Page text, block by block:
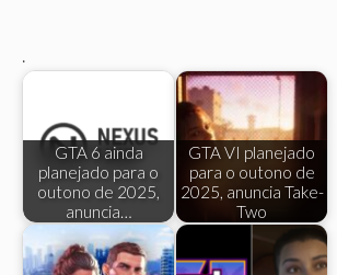
.
GTA 6 ainda
planejado para o
outono de 2025,
anuncia…
GTA VI planejado
para o outono de
2025, anuncia Take-
Two